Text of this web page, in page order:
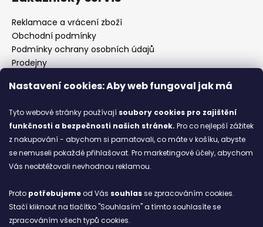
Nastavení cookies: Aby web fungoval jak má
Tyto webové stránky používají soubory cookies pro zajištění
funkčnosti a bezpečnosti našich stránek. Pro co nejlepší zážitek
z nakupování - abychom si pamatovali, co máte v košíku, abyste
se nemuseli pokaždé přihlašovat. Pro marketingové účely, abychom
Vás neobtěžovali nevhodnou reklamou.
Proto potřebujemeod Vás souhlasse zpracováním cookies.
Stačí kliknout na tlačítko "Souhlasím" a tímto souhlasíte se
zpracováním všech typů cookies.
Reklamace a vrácení zboží
Obchodní podmínky
Podmínky ochrany osobních údajů
Prodejny
Značky
Blog
Ze starých bot staronové
ARCHIV